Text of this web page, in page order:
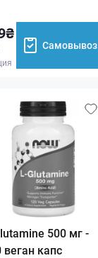
Самовывоз
500 мг -
веган капс